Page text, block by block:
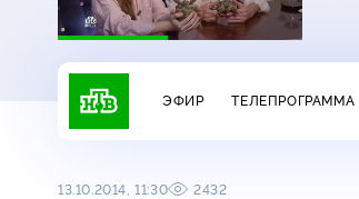
ЭФИР ТЕЛЕПРОГРАММА
13.10.2014, 11:30 2432